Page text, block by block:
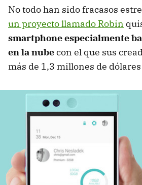
No todo han sido fracasos
un proyecto llamado Robin
smartphone especialmente
en la nubecon el que sus
más de 1,3 millones de dólares